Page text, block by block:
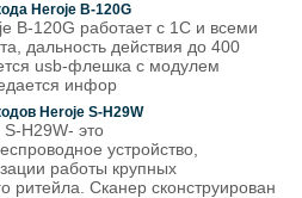
Heroje B-120G
B-120G работает с 1С и всеми
дальность действия до 400
usb-флешка с модулем
инфор
Heroje S-H29W
H29W- это
устройство,
работы крупных
ритейла. Cканер сконструирован